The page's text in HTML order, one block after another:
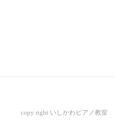
copy right いしかわピアノ教室